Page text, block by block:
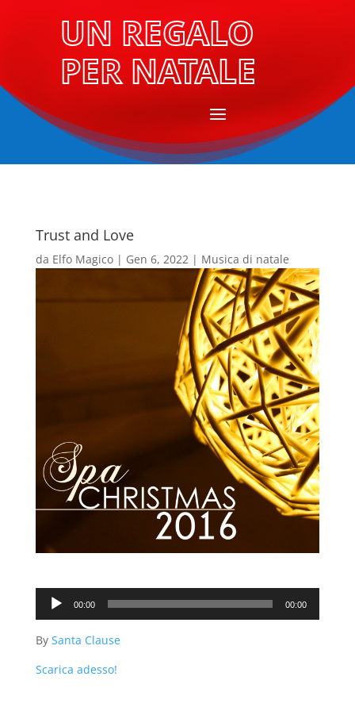
UN REGALO
PER NATALE
Trust and Love
da Elfo Magico| Gen 6, 2022| Musica di natale
Audio
Player
00:00 00:00
By Santa Clause
Scarica adesso!